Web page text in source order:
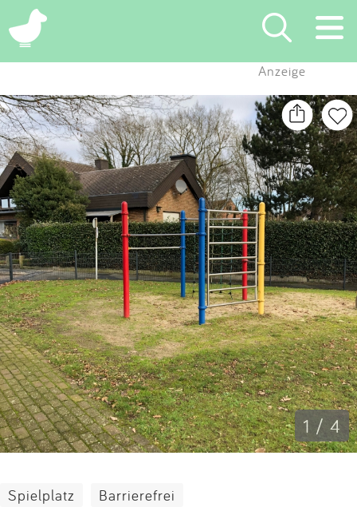
×
Suchen
Eintragen
App
Blog
Partner
Kontakt
Impressum
Anmelden
Anzeige
1 / 4
Spielplatz Barrierefrei